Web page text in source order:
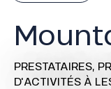
PRESTATAIRES,
D'ACTIVITÉS À